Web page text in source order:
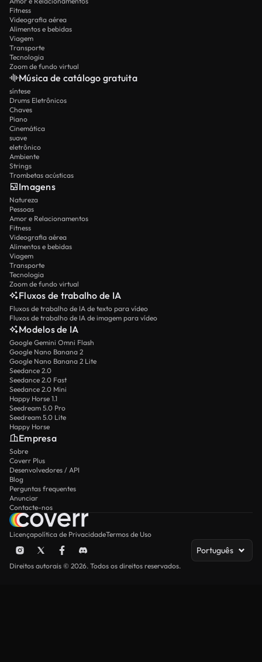
Fitness
Videografia aérea
Alimentos e bebidas
Viagem
Transporte
Tecnologia
Zoom de fundo virtual
Música de catálogo gratuita
síntese
Drums Eletrônicos
Chaves
Piano
Cinemática
suave
eletrônico
Ambiente
Strings
Trombetas acústicas
Imagens
Natureza
Pessoas
Amor e Relacionamentos
Fitness
Videografia aérea
Alimentos e bebidas
Viagem
Transporte
Tecnologia
Zoom de fundo virtual
Fluxos de trabalho de IA
Fluxos de trabalho de IA de texto para vídeo
Fluxos de trabalho de IA de imagem para vídeo
Modelos de IA
Google Gemini Omni Flash
Google Nano Banana 2
Google Nano Banana 2 Lite
Seedance 2.0
Seedance 2.0 Fast
Seedance 2.0 Mini
Happy Horse 1.1
Seedream 5.0 Pro
Seedream 5.0 Lite
Happy Horse
Empresa
Sobre
Coverr Plus
Desenvolvedores / API
Blog
Perguntas frequentes
Anunciar
Contacte-nos
Licençapolítica de PrivacidadeTermos de Uso
Português
Direitos autorais © 2026. Todos os direitos reservados.